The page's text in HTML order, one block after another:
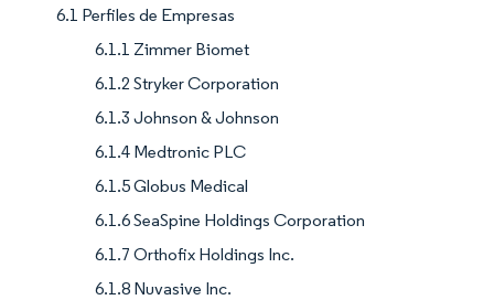
6.1 Perfiles de Empresas
6.1.1 Zimmer Biomet
6.1.2 Stryker Corporation
6.1.3 Johnson & Johnson
6.1.4 Medtronic PLC
6.1.5 Globus Medical
6.1.6 SeaSpine Holdings Corporation
6.1.7 Orthofix Holdings Inc.
6.1.8 Nuvasive Inc.